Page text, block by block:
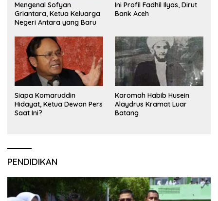
Mengenal Sofyan
Griantara, Ketua Keluarga
Negeri Antara yang Baru
Ini Profil Fadhil Ilyas, Dirut
Bank Aceh
Siapa Komaruddin
Hidayat, Ketua Dewan Pers
Saat Ini?
Karomah Habib Husein
Alaydrus Kramat Luar
Batang
PENDIDIKAN